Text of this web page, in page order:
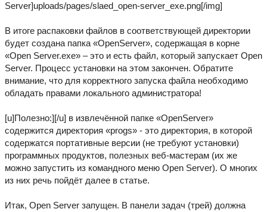
Server]uploads/pages/slaed_open-server_exe.png[/img]
В итоге распаковки файлов в соответствующей директории
будет создана папка «OpenServer», содержащая в корне
«Open Server.exe» – это и есть файл, который запускает Open
Server. Процесс установки на этом закончен. Обратите
внимание, что для корректного запуска файла необходимо
обладать правами локального администратора!
[u]Полезно:][/u] в извлечённой папке «OpenServer»
содержится директория «progs» - это директория, в которой
содержатся портативные версии (не требуют установки)
программных продуктов, полезных веб-мастерам (их же
можно запустить из командного меню Open Server). О многих
из них речь пойдёт далее в статье.
Итак, Open Server запущен. В панели задач (трей) должна